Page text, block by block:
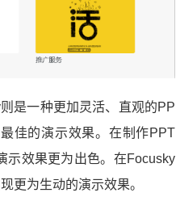
是一种更加灵活、直观的PP
佳的演示效果。在制作PPT
示效果更为出色。在Focusky
更为生动的演示效果。